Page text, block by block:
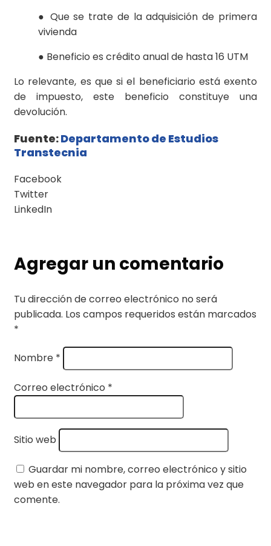
● Que se trate de la adquisición de primera
vivienda
● Beneficio es crédito anual de hasta 16 UTM
Lo relevante, es que si el beneficiario está exento
de impuesto, este beneficio constituye una
devolución.
Fuente:Departamento de Estudios
Transtecnia
Facebook
Twitter
LinkedIn
Agregar un comentario
Tu dirección de correo electrónico no será
publicada. Los campos requeridos están marcados
*
Nombre *
Correo electrónico *
Sitio web
Guardar mi nombre, correo electrónico y sitio
web en este navegador para la próxima vez que
comente.